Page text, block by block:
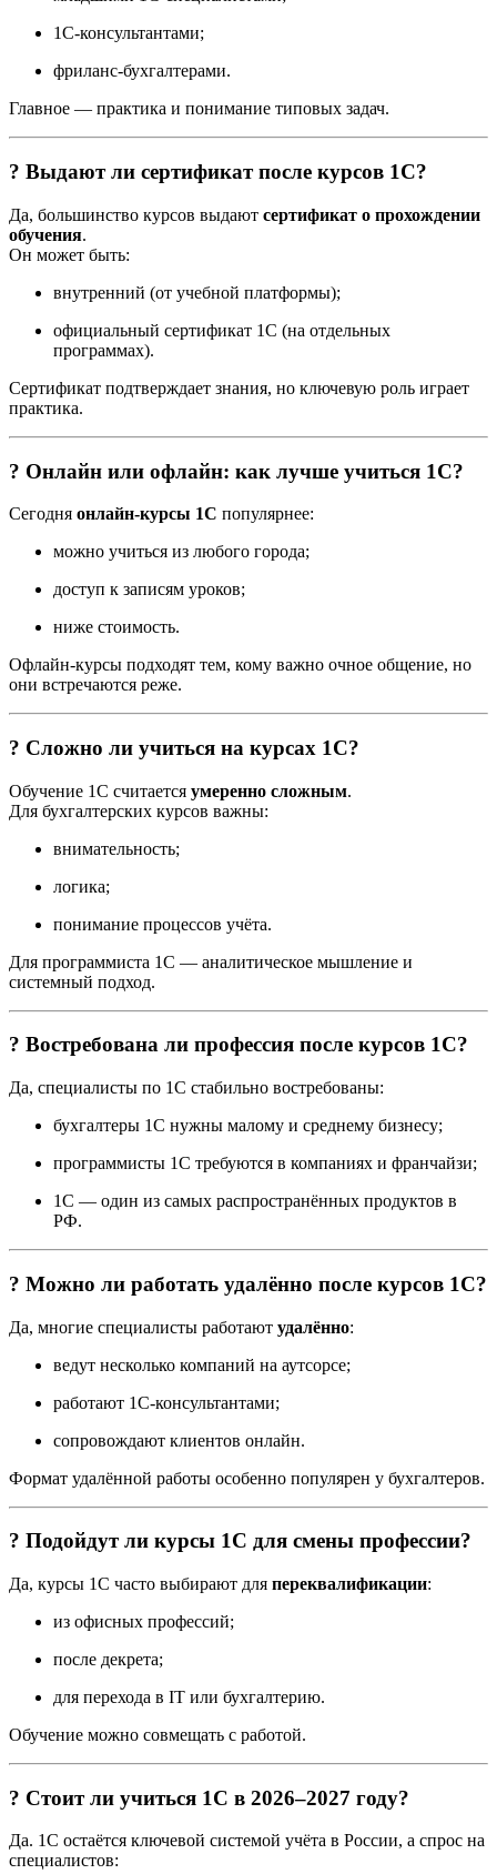
1С-консультантами;
фриланс-бухгалтерами.
Главное — практика и понимание типовых задач.
? Выдают ли сертификат после курсов 1С?
Да, большинство курсов выдают сертификат о прохождении
обучения.
Он может быть:
внутренний (от учебной платформы);
официальный сертификат 1С (на отдельных
программах).
Сертификат подтверждает знания, но ключевую роль играет
практика.
? Онлайн или офлайн: как лучше учиться 1С?
Сегодня онлайн-курсы 1С популярнее:
можно учиться из любого города;
доступ к записям уроков;
ниже стоимость.
Офлайн-курсы подходят тем, кому важно очное общение, но
они встречаются реже.
? Сложно ли учиться на курсах 1С?
Обучение 1С считается умеренно сложным.
Для бухгалтерских курсов важны:
внимательность;
логика;
понимание процессов учёта.
Для программиста 1С — аналитическое мышление и
системный подход.
? Востребована ли профессия после курсов 1С?
Да, специалисты по 1С стабильно востребованы:
бухгалтеры 1С нужны малому и среднему бизнесу;
программисты 1С требуются в компаниях и франчайзи;
1С — один из самых распространённых продуктов в
РФ.
? Можно ли работать удалённо после курсов 1С?
Да, многие специалисты работают удалённо:
ведут несколько компаний на аутсорсе;
работают 1С-консультантами;
сопровождают клиентов онлайн.
Формат удалённой работы особенно популярен у бухгалтеров.
? Подойдут ли курсы 1С для смены профессии?
Да, курсы 1С часто выбирают для переквалификации:
из офисных профессий;
после декрета;
для перехода в IT или бухгалтерию.
Обучение можно совмещать с работой.
? Стоит ли учиться 1С в 2026–2027 году?
Да. 1С остаётся ключевой системой учёта в России, а спрос на
специалистов: